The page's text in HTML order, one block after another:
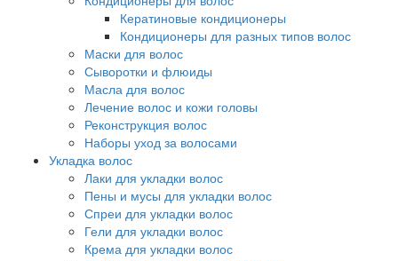
Кератиновые кондиционеры
Кондиционеры для разных типов волос
Маски для волос
Сыворотки и флюиды
Масла для волос
Лечение волос и кожи головы
Реконструкция волос
Наборы уход за волосами
Укладка волос
Лаки для укладки волос
Пены и мусы для укладки волос
Спреи для укладки волос
Гели для укладки волос
Крема для укладки волос